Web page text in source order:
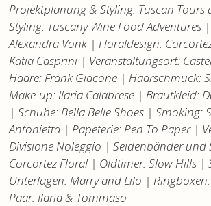
Projektplanung & Styling: Tuscan Tours
Styling: Tuscany Wine Food Adventures
Alexandra Vonk | Floraldesign:
Katia Casprini | Veranstaltungsort:
Haare: Frank Giacone | Haarschmuck:
Make-up: Ilaria Calabrese | Brautkleid:
| Schuhe: Bella Belle Shoes | Smoking:
Antonietta | Papeterie: Pen To Paper |
Divisione Noleggio | Seidenbänder und
Corcortez Floral | Oldtimer: Slow Hills |
Unterlagen: Marry and Lilo |
Paar: Ilaria & Tommaso